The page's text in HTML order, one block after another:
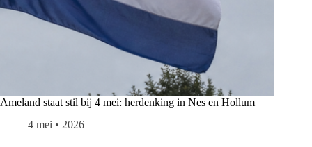
Ameland staat stil bij 4 mei: herdenking in Nes en Hollum
4 mei • 2026